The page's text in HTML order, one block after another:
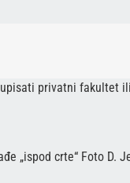
privatni fakultet
„ispod crte“ Foto D.